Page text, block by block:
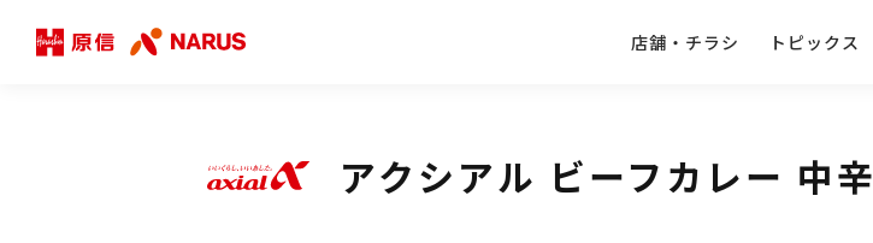
店舗・チラシ トピックス
アクシアル ビーフカレー 中辛